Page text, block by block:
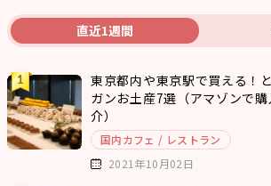
直近1週間
東京都内や東京駅で買える！
ガンお土産7選（アマゾンで
介）
国内カフェ / レストラン
2021年10月02日